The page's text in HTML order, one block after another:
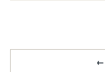
←